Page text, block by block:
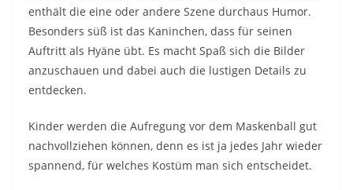
enthält die eine oder andere Szene durchaus Humor.
Besonders süß ist das Kaninchen, dass für seinen
Auftritt als Hyäne übt. Es macht Spaß sich die Bilder
anzuschauen und dabei auch die lustigen Details zu
entdecken.
Kinder werden die Aufregung vor dem Maskenball gut
nachvollziehen können, denn es ist ja jedes Jahr wieder
spannend, für welches Kostüm man sich entscheidet.